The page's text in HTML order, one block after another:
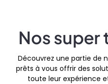
Nos
Découvrez une partie de
prêts à vous offrir des
toute leur expérience